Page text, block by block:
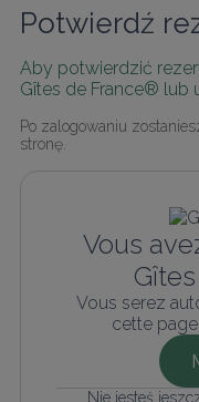
Potwierdź
Aby potwierdzić
Gîtes de France® lub
Po zalogowaniu
stronę.
Vous
Vous serez
cette
Nie jesteś